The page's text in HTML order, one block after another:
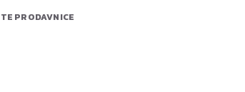
PRODAVNICE